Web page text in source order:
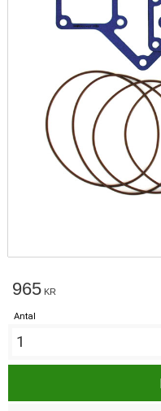
965 KR
Antal